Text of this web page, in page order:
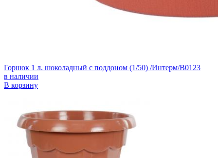
Горшок 1 л. шоколадный с поддоном (1/50) /Интерм/В0123
в наличии
В корзину